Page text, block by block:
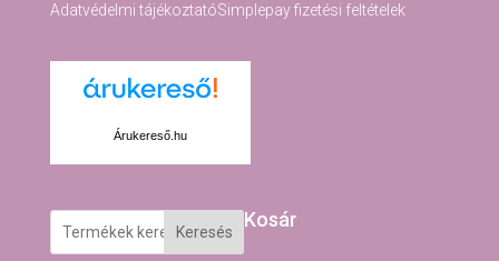
Adatvédelmi tájékoztatóSimplepay fizetési feltételek
Árukereső.hu
Keresés
Kosár